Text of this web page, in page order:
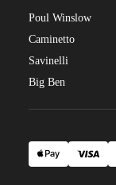
Poul Winslow
Caminetto
Savinelli
Big Ben
Apple PayVisa